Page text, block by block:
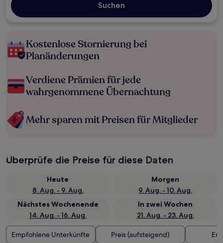
Suchen
Kostenlose Stornierung bei
Planänderungen
Verdiene Prämien für jede
wahrgenommene Übernachtung
Mehr sparen mit Preisen für Mitglieder
Überprüfe die Preise für diese Daten
Heute
8. Aug. - 9. Aug.
Morgen
9. Aug. - 10. Aug.
Nächstes Wochenende
14. Aug. - 16. Aug.
In zwei Wochen
21. Aug. - 23. Aug.
Empfohlene Unterkünfte Preis (aufsteigend)